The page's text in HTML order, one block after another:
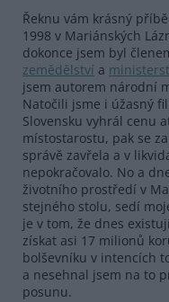
Řeknu vám krásný
1998 v Mariánských
dokonce jsem byl
zemědělství a
jsem autorem národní
Natočili jsme i úžasný
Slovensku vyhrál cenu
místostarostu, pak se
správě zavřela a v
nepokračovalo. No a
životního prostředí v
stejného stolu, sedí
je v tom, že dnes
získat asi 17 milionů
bolševníku v intencích
a nesehnal jsem na to
posunu.